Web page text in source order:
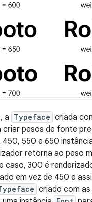
a Typeface criada
criar pesos de fonte
450, 550 e 650
retorna ao peso
caso, 300 é
em vez de 450 e
criado com as